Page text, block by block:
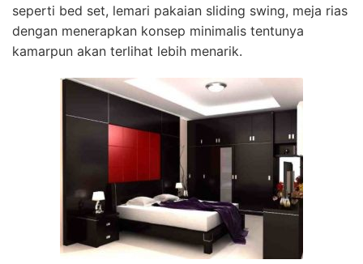
seperti bed set, lemari pakaian sliding swing, meja rias
dengan menerapkan konsep minimalis tentunya
kamarpun akan terlihat lebih menarik.